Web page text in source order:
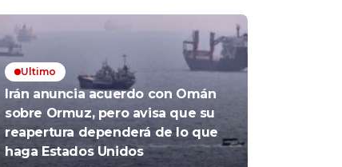
Ultimo
Irán anuncia acuerdo con Omán
sobre Ormuz, pero avisa que su
reapertura dependerá de lo que
haga Estados Unidos